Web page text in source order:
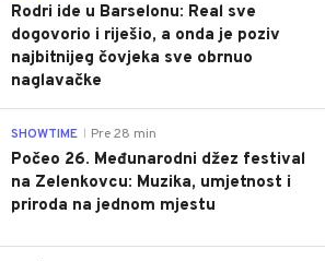
Rodri ide u Barselonu: Real sve
dogovorio i riješio, a onda je poziv
najbitnijeg čovjeka sve obrnuo
naglavačke
SHOWTIME Pre 28 min
Počeo 26. Međunarodni džez festival
na Zelenkovcu: Muzika, umjetnost i
priroda na jednom mjestu